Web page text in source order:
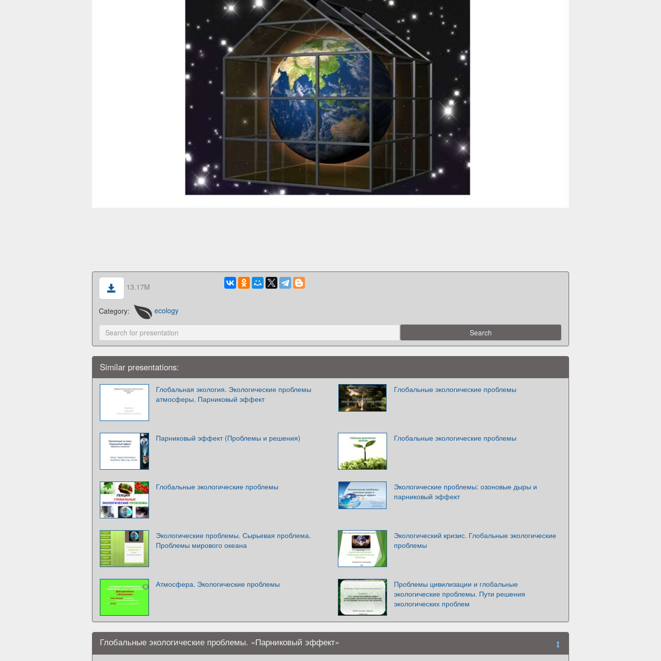
13.17M
Category: ecology
Similar presentations:
Глобальная экология. Экологические проблемы
атмосферы. Парниковый эффект
Глобальные экологические проблемы
Парниковый эффект (Проблемы и решения) Глобальные экологические проблемы
Глобальные экологические проблемы
Экологические проблемы: озоновые дыры и
парниковый эффект
Экологические проблемы. Сырьевая проблема.
Проблемы мирового океана
Экологический кризис. Глобальные экологические
проблемы
Атмосфера. Экологические проблемы
Проблемы цивилизации и глобальные
экологические проблемы. Пути решения
экологических проблем
Глобальные экологические проблемы. «Парниковый эффект»